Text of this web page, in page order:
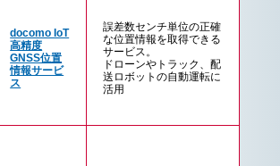
docomo IoT
高精度
GNSS位置
情報サービ
ス
誤差数センチ単位の正確
な位置情報を取得できる
サービス。
ドローンやトラック、配
送ロボットの自動運転に
活用